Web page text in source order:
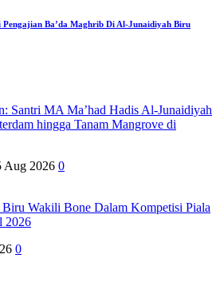
Pengajian Ba’da Maghrib Di Al-Junaidiyah Biru
Santri MA Ma’had Hadis Al-Junaidiyah
hingga Tanam Mangrove di
Aug 2026 0
Wakili Bone Dalam Kompetisi Piala
2026
0